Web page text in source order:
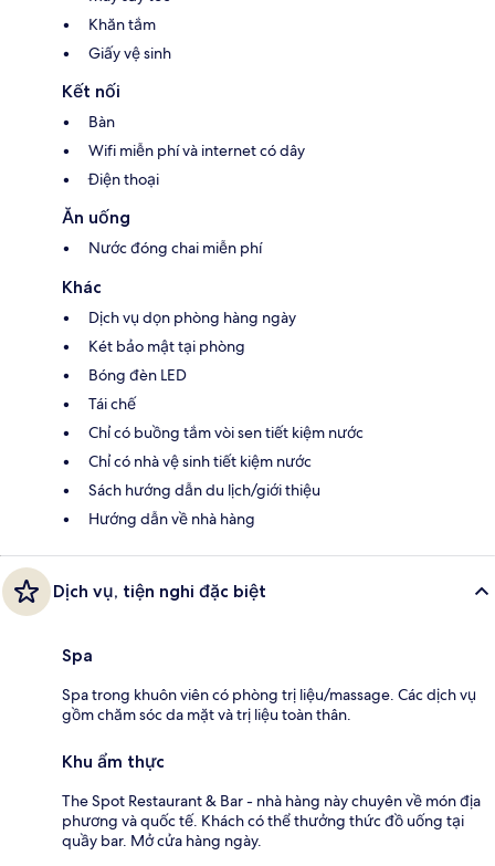
Khăn tắm
Giấy vệ sinh
Kết nối
Bàn
Wifi miễn phí và internet có dây
Điện thoại
Ăn uống
Nước đóng chai miễn phí
Khác
Dịch vụ dọn phòng hàng ngày
Két bảo mật tại phòng
Bóng đèn LED
Tái chế
Chỉ có buồng tắm vòi sen tiết kiệm nước
Chỉ có nhà vệ sinh tiết kiệm nước
Sách hướng dẫn du lịch/giới thiệu
Hướng dẫn về nhà hàng
Dịch vụ, tiện nghi đặc biệt
Spa
Spa trong khuôn viên có phòng trị liệu/massage. Các dịch vụ
gồm chăm sóc da mặt và trị liệu toàn thân.
Khu ẩm thực
The Spot Restaurant & Bar - nhà hàng này chuyên về món địa
phương và quốc tế. Khách có thể thưởng thức đồ uống tại
quầy bar. Mở cửa hàng ngày.